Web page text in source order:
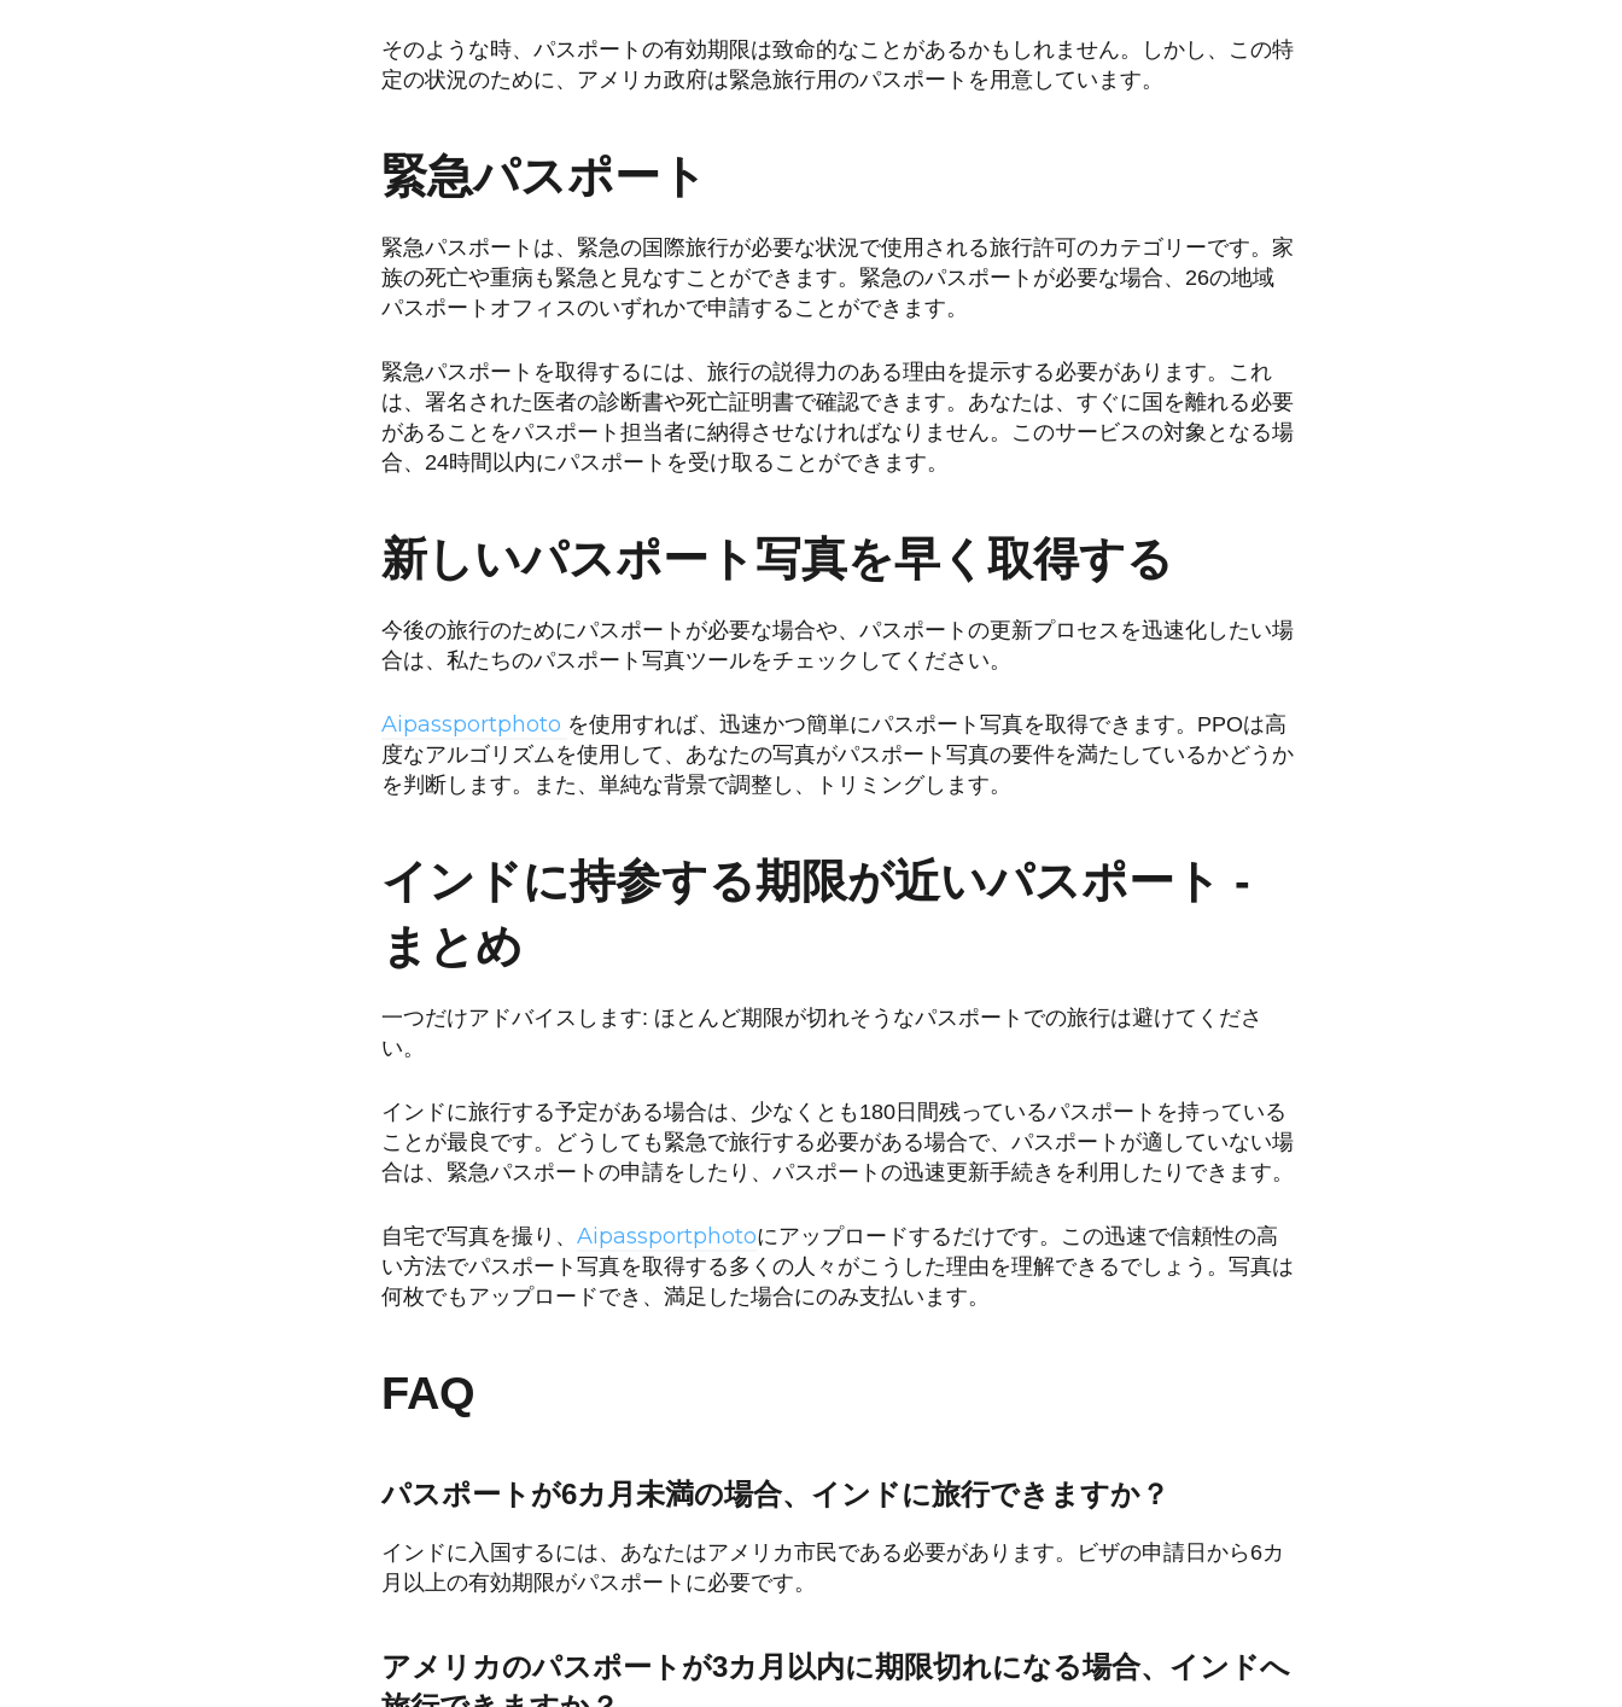
そのような時、パスポートの有効期限は致命的なことがあるかもしれません。しかし、この特
定の状況のために、アメリカ政府は緊急旅行用のパスポートを用意しています。
緊急パスポート
緊急パスポートは、緊急の国際旅行が必要な状況で使用される旅行許可のカテゴリーです。家
族の死亡や重病も緊急と見なすことができます。緊急のパスポートが必要な場合、26の地域
パスポートオフィスのいずれかで申請することができます。
緊急パスポートを取得するには、旅行の説得力のある理由を提示する必要があります。これ
は、署名された医者の診断書や死亡証明書で確認できます。あなたは、すぐに国を離れる必要
があることをパスポート担当者に納得させなければなりません。このサービスの対象となる場
合、24時間以内にパスポートを受け取ることができます。
新しいパスポート写真を早く取得する
今後の旅行のためにパスポートが必要な場合や、パスポートの更新プロセスを迅速化したい場
合は、私たちのパスポート写真ツールをチェックしてください。
Aipassportphoto を使用すれば、迅速かつ簡単にパスポート写真を取得できます。PPOは高
度なアルゴリズムを使用して、あなたの写真がパスポート写真の要件を満たしているかどうか
を判断します。また、単純な背景で調整し、トリミングします。
インドに持参する期限が近いパスポート -
まとめ
一つだけアドバイスします: ほとんど期限が切れそうなパスポートでの旅行は避けてくださ
い。
インドに旅行する予定がある場合は、少なくとも180日間残っているパスポートを持っている
ことが最良です。どうしても緊急で旅行する必要がある場合で、パスポートが適していない場
合は、緊急パスポートの申請をしたり、パスポートの迅速更新手続きを利用したりできます。
自宅で写真を撮り、Aipassportphotoにアップロードするだけです。この迅速で信頼性の高
い方法でパスポート写真を取得する多くの人々がこうした理由を理解できるでしょう。写真は
何枚でもアップロードでき、満足した場合にのみ支払います。
FAQ
パスポートが6カ月未満の場合、インドに旅行できますか？
インドに入国するには、あなたはアメリカ市民である必要があります。ビザの申請日から6カ
月以上の有効期限がパスポートに必要です。
アメリカのパスポートが3カ月以内に期限切れになる場合、インドへ